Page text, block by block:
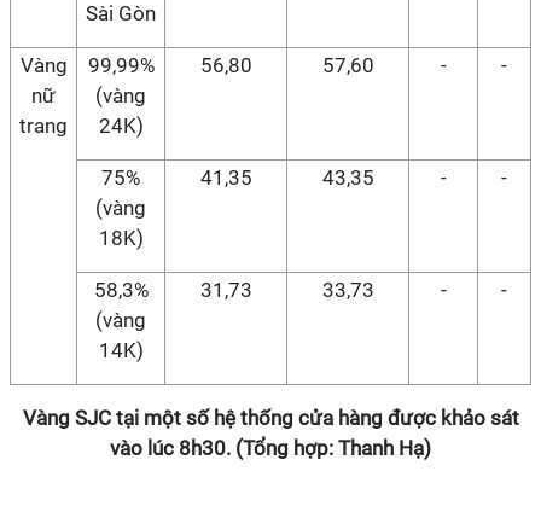
Sài Gòn
Vàng
nữ
trang
99,99%
(vàng
24K)
56,80 57,60 - -
75%
(vàng
18K)
41,35 43,35 - -
58,3%
(vàng
14K)
31,73 33,73 - -
Vàng SJC tại một số hệ thống cửa hàng được khảo sát
vào lúc 8h30. (Tổng hợp: Thanh Hạ)